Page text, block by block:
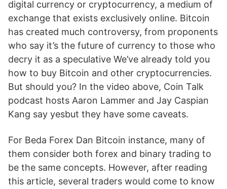
digital currency or cryptocurrency, a medium of
exchange that exists exclusively online. Bitcoin
has created much controversy, from proponents
who say it’s the future of currency to those who
decry it as a speculative We’ve already told you
how to buy Bitcoin and other cryptocurrencies.
But should you? In the video above, Coin Talk
podcast hosts Aaron Lammer and Jay Caspian
Kang say yesbut they have some caveats.
For Beda Forex Dan Bitcoin instance, many of
them consider both forex and binary trading to
be the same concepts. However, after reading
this article, several traders would come to know